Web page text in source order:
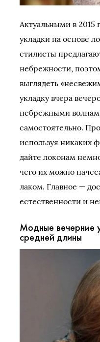
Актуальными в 2015
укладки на основе
стилисты
небрежности,
выглядеть
укладку вчера
небрежными
самостоятельно.
используя никаких
дайте локонам
чего их можно
лаком. Главное —
естественности и
Модные вечерние
средней длины